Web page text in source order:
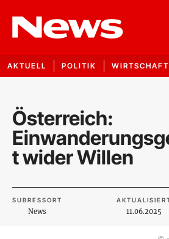
AKTUELL POLITIK WIRTSCHAFT
Österreich:
t wider Willen
SUBRESSORT
News 11.06.2025